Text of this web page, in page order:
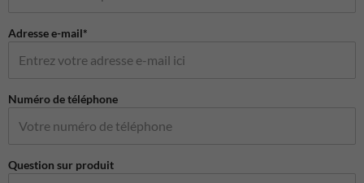
Adresse e-mail*
Numéro de téléphone
Question sur produit